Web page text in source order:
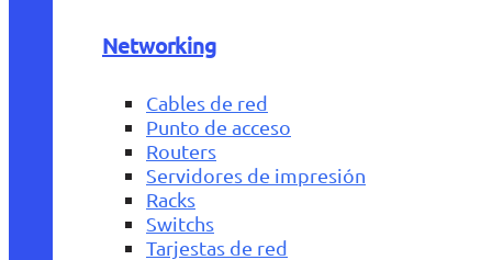
Networking
Cables de red
Punto de acceso
Routers
Servidores de impresión
Racks
Switchs
Tarjestas de red